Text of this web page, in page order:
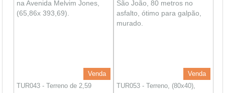
Venda
TUR043 - Terreno de 2,59
Venda
TUR053 - Terreno, (80x40),